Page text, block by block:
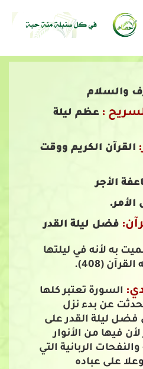
والسلام
: عظم ليلة
القرآن الكريم ووقت
الأجر
فضل ليلة القدر
به لأنه في ليلتها
(408).
السورة تعتبر كلها
عن بدء نزل
فضل ليلة القدر على
فيها من الأنوار
الربانية التي
على عباده